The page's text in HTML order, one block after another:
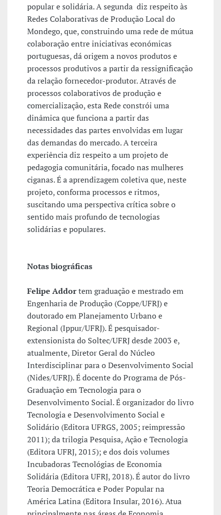
popular e solidária. A segunda diz respeito às
Redes Colaborativas de Produção Local do
Mondego, que, construindo uma rede de mútua
colaboração entre iniciativas económicas
portuguesas, dá origem a novos produtos e
processos produtivos a partir da ressignificação
da relação fornecedor-produtor. Através de
processos colaborativos de produção e
comercialização, esta Rede constrói uma
dinâmica que funciona a partir das
necessidades das partes envolvidas em lugar
das demandas do mercado. A terceira
experiência diz respeito a um projeto de
pedagogia comunitária, focado nas mulheres
ciganas. É a aprendizagem coletiva que, neste
projeto, conforma processos e ritmos,
suscitando uma perspectiva crítica sobre o
sentido mais profundo de tecnologias
solidárias e populares.
Notas biográficas
Felipe Addortem graduação e mestrado em
Engenharia de Produção (Coppe/UFRJ) e
doutorado em Planejamento Urbano e
Regional (Ippur/UFRJ). É pesquisador-
extensionista do Soltec/UFRJ desde 2003 e,
atualmente, Diretor Geral do Núcleo
Interdisciplinar para o Desenvolvimento Social
(Nides/UFRJ). É docente do Programa de Pós-
Graduação em Tecnologia para o
Desenvolvimento Social. É organizador do livro
Tecnologia e Desenvolvimento Social e
Solidário (Editora UFRGS, 2005; reimpressão
2011); da trilogia Pesquisa, Ação e Tecnologia
(Editora UFRJ, 2015); e dos dois volumes
Incubadoras Tecnológias de Economia
Solidária (Editora UFRJ, 2018). É autor do livro
Teoria Democrática e Poder Popular na
América Latina (Editora Insular, 2016). Atua